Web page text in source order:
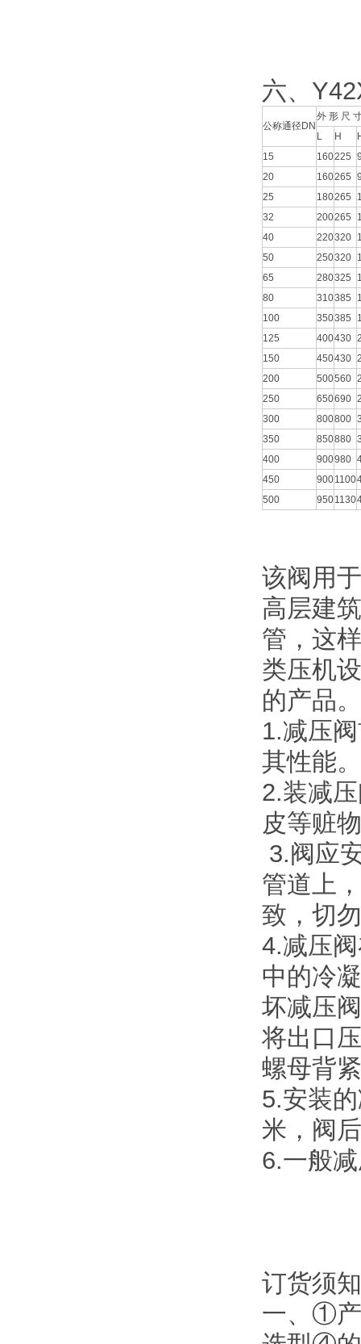
六、
公称通径DN
外 形 尺
L
H
15
160225
20
160265
25
180265
32
200265
40
220320
50
250320
65
280325
80
310385
100
350385
125
400430
150
450430
200
500560
250
650690
300
800800
350
850880
400
900980
450
9001100
500
9501130
该阀用
高层建
管，这
类压机
的产品。
1.减压
其性能。
2.装减
皮等赃
3.阀应
管道上
致，切
4.减压
中的冷
坏减压
将出口
螺母背
5.安装
米，阀
6.一般
订货须
一、①